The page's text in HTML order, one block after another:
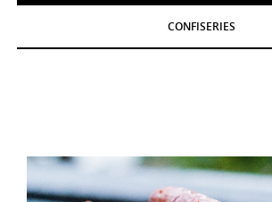
CONFISERIES
Previous